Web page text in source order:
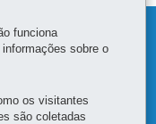
funciona
sobre o
os visitantes
são coletadas